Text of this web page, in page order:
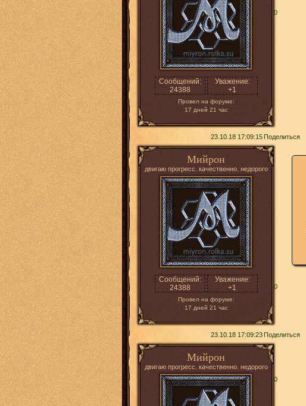
Сообщений:
24388
Уважение:
+1
Провел на форуме:
17 дней 21 час
0
Поделиться
23.10.18 17:09:15
Мийрон
двигаю прогресс. качественно. недорого
Сообщений:
24388
Уважение:
+1
Провел на форуме:
17 дней 21 час
0
Поделиться
23.10.18 17:09:23
Мийрон
двигаю прогресс. качественно. недорого
0